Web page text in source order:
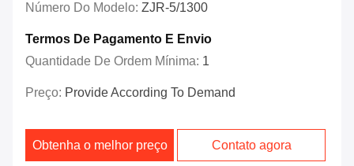
Número Do Modelo: ZJR-5/1300
Termos De Pagamento E Envio
Quantidade De Ordem Mínima: 1
Preço: Provide According To Demand
Obtenha o melhor preço Contato agora